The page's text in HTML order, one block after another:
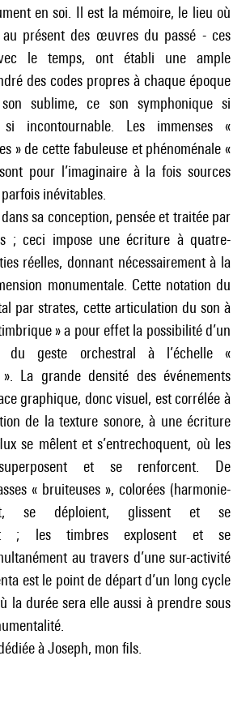
en soi. Il est la mémoire, le lieu où
présent des œuvres du passé - ces
le temps, ont établi une ample
des codes propres à chaque époque
sublime, ce son symphonique si
si incontournable. Les immenses «
» de cette fabuleuse et phénoménale «
pour l’imaginaire à la fois sources
inévitables.
sa conception, pensée et traitée par
; ceci impose une écriture à quatre-
réelles, donnant nécessairement à la
monumentale. Cette notation du
par strates, cette articulation du son à
» a pour effet la possibilité d’un
du geste orchestral à l’échelle «
La grande densité des événements
graphique, donc visuel, est corrélée à
de la texture sonore, à une écriture
se mêlent et s’entrechoquent, où les
et se renforcent. De
« bruiteuses », colorées (harmonie-
se déploient, glissent et se
; les timbres explosent et se
au travers d’une sur-activité
est le point de départ d’un long cycle
la durée sera elle aussi à prendre sous
à Joseph, mon fils.